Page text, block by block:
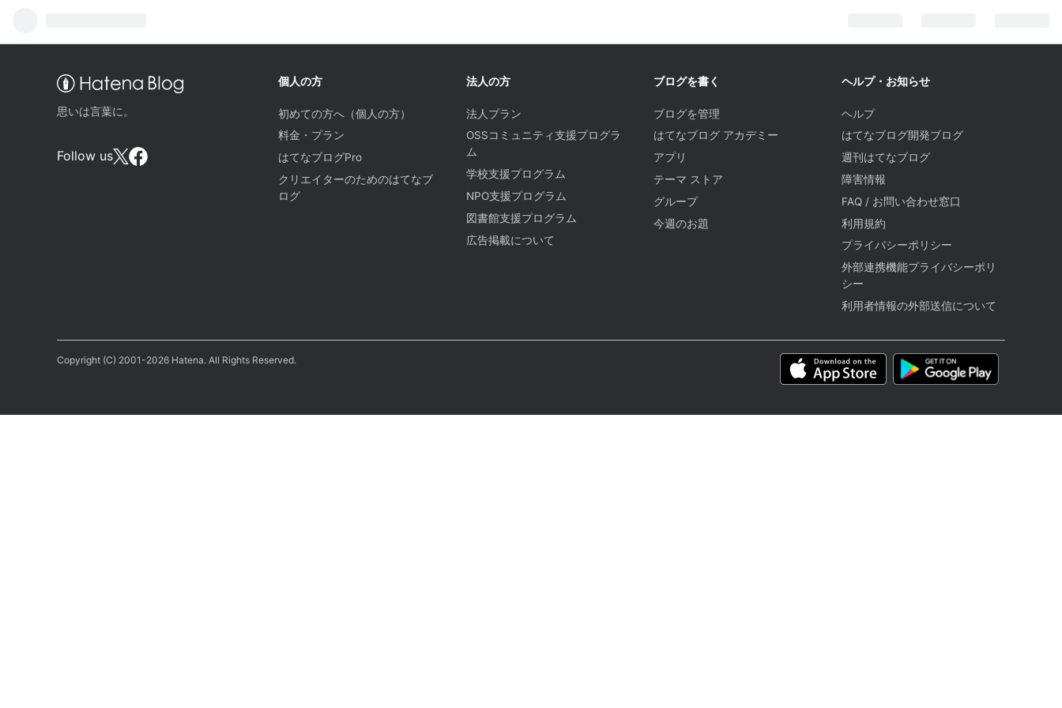
思いは言葉に。
Follow us
個人の方
初めての方へ（個人の方）
料金・プラン
はてなブログPro
クリエイターのためのはてなブ
ログ
法人の方
法人プラン
OSSコミュニティ支援プログラ
ム
学校支援プログラム
NPO支援プログラム
図書館支援プログラム
広告掲載について
ブログを書く
ブログを管理
はてなブログ アカデミー
アプリ
テーマ ストア
グループ
今週のお題
ヘルプ・お知らせ
ヘルプ
はてなブログ開発ブログ
週刊はてなブログ
障害情報
FAQ / お問い合わせ窓口
利用規約
プライバシーポリシー
外部連携機能プライバシーポリ
シー
利用者情報の外部送信について
Copyright (C) 2001-2026 Hatena. All Rights Reserved.